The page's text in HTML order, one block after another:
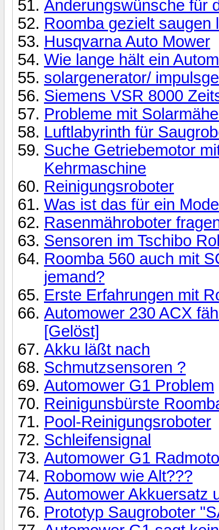
Änderungswünsche für
Roomba gezielt saugen
Husqvarna Auto Mower
Wie lange hält ein
solargenerator/
Siemens VSR 8000
Probleme mit
Luftlabyrinth für
Suche Getriebemotor
Kehrmaschine
Reinigungsroboter
Was ist das für ein
Rasenmähroboter
Sensoren im Tschibo
Roomba 560 auch mit
jemand?
Erste Erfahrungen mit
Automower 230 ACX
[Gelöst]
Akku läßt nach
Schmutzsensoren ?
Automower G1 Problem
Reinigunsbürste
Pool-Reinigungsroboter
Schleifensignal
Automower G1
Robomow wie Alt???
Automower Akkuersatz
Prototyp Saugroboter